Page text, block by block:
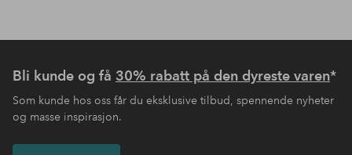
Bli kunde og få 30% rabatt på den dyreste varen*
Som kunde hos oss får du eksklusive tilbud, spennende nyheter
og masse inspirasjon.